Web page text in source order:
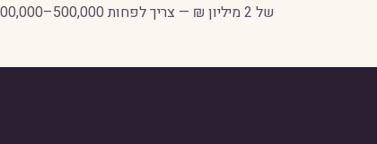
של 2 מיליון ₪ — צריך לפחות 500,000–700,000 ₪ הון עצמי.